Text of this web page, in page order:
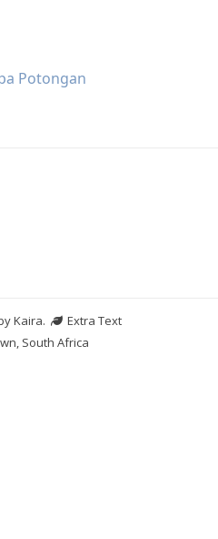
Potongan
Kaira.
Extra Text
South Africa